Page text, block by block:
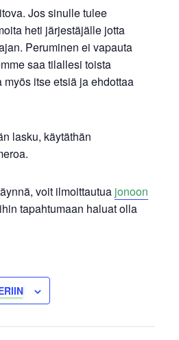
Jos sinulle tulee
heti järjestäjälle jotta
Peruminen ei vapauta
saa tilallesi toista
itse etsiä ja ehdottaa
lasku, käytäthän
voit ilmoittautua jonoon
tapahtumaan haluat olla